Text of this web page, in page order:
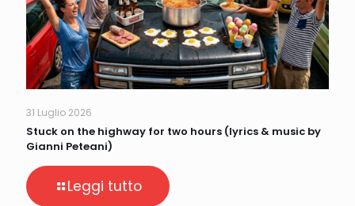
31 Luglio 2026
Stuck on the highway for two hours (lyrics & music by
Gianni Peteani)
Leggi tutto